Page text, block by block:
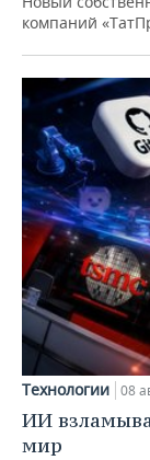
компаний
Технологии 08
ИИ
мир